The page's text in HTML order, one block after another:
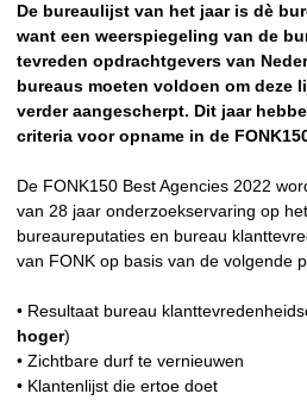
De bureaulijst van het jaar is dè
want een weerspiegeling van de
tevreden opdrachtgevers van
bureaus moeten voldoen om deze
verder aangescherpt. Dit jaar
criteria voor opname in de
De FONK150 Best Agencies 2022
van 28 jaar onderzoekservaring op
bureaureputaties en bureau
van FONK op basis van de volgende
• Resultaat bureau
hoger)
• Zichtbare durf te vernieuwen
• Klantenlijst die ertoe doet